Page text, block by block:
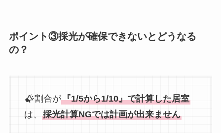
ポイント③採光が確保できないとどうなる
の？
割合が『1/5から1/10』で計算した居室
は、 採光計算NGでは計画が出来ません